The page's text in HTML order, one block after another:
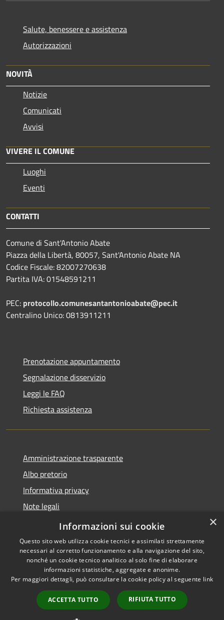
Salute, benessere e assistenza
Autorizzazioni
NOVITÀ
Notizie
Comunicati
Avvisi
VIVERE IL COMUNE
Luoghi
Eventi
CONTATTI
Comune di Sant'Antonio Abate
Piazza della Libertà, 80057, Sant'Antonio Abate NA
Codice Fiscale: 82007270638
Partita IVA: 01548591211
PEC: protocollo.comunesantantonioabate@pec.it
Centralino Unico: 0813911211
Prenotazione appuntamento
Segnalazione disservizio
Leggi le FAQ
Richiesta assistenza
Amministrazione trasparente
Albo pretorio
Informativa privacy
Note legali
Dichiarazione di accessibilità
Accessibilità
Copyright © 2026 • Comune di
Sant'Antonio Abate • Powered
byMunicipium
Accesso
redazione
×
Informazioni sui cookie
Questo sito web utilizza cookie tecnici e assimilati strettamente
necessari al corretto funzionamento e alla navigazione del sito,
nonché un cookie tecnico analitico al solo fine di elaborare
informazioni statistiche, aggregate e anonime.
Per maggiori dettagli, può consultare la cookie policy al seguente link
ACCETTA TUTTO RIFIUTA TUTTO